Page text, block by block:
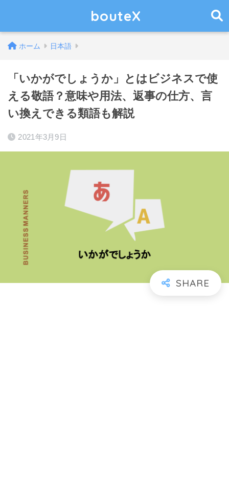
bouteX
ホーム 日本語
「いかがでしょうか」とはビジネスで使
える敬語？意味や用法、返事の仕方、言
い換えできる類語も解説
2021年3月9日